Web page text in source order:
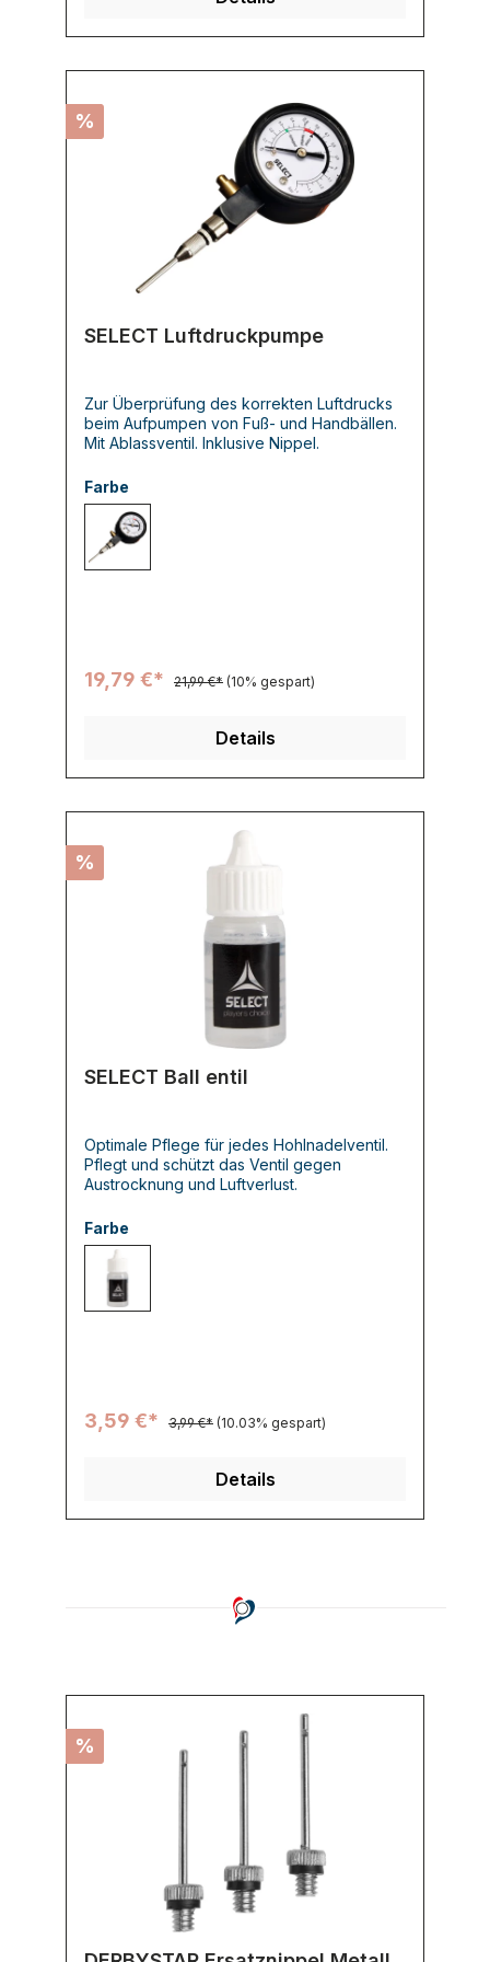
%
SELECT Luftdruckpumpe
Zur Überprüfung des korrekten Luftdrucks
beim Aufpumpen von Fuß- und Handbällen.
Mit Ablassventil. Inklusive Nippel.
Farbe
000 -
19,79 €* 21,99 €* (10% gespart)
Details
%
SELECT Ball entil
Optimale Pflege für jedes Hohlnadelventil.
Pflegt und schützt das Ventil gegen
Austrocknung und Luftverlust.
Farbe
000 -
3,59 €* 3,99 €* (10.03% gespart)
Details
%